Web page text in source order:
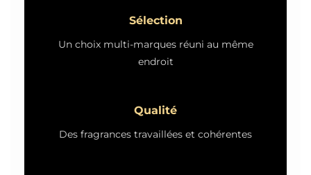
Sélection
Un choix multi-marques réuni au même
endroit
Qualité
Des fragrances travaillées et cohérentes